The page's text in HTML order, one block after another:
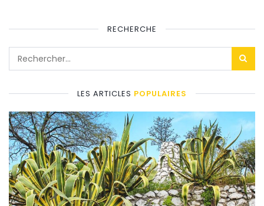
RECHERCHE
LES ARTICLES POPULAIRES